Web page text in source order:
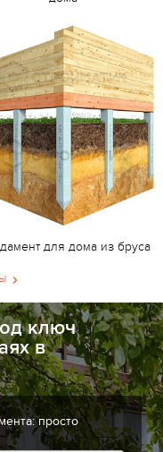
для дома из бруса
ключ
в
просто